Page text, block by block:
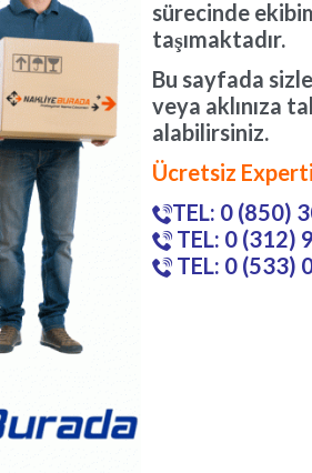
sürecinde
taşımaktadır.
Bu sayfada
veya aklınıza
alabilirsiniz.
Ücretsiz
TEL: 0 (850)
 TEL: 0 (312)
 TEL: 0 (533)